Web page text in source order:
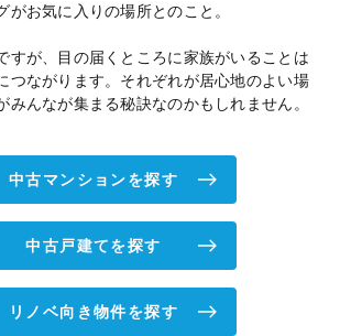
がお気に入りの場所とのこと。
すが、目の届くところに家族がいることは
つながります。それぞれが居心地のよい場
みんなが集まる秘訣なのかもしれません。
中古マンションを探す
中古戸建てを探す
リノベ向き物件を探す